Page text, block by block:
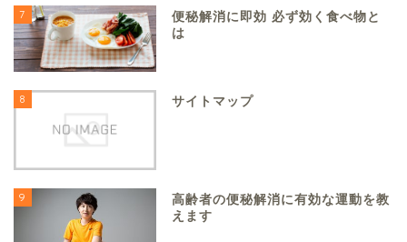
7
便秘解消に即効 必ず効く食べ物と
は
8 サイトマップ
9
高齢者の便秘解消に有効な運動を教
えます